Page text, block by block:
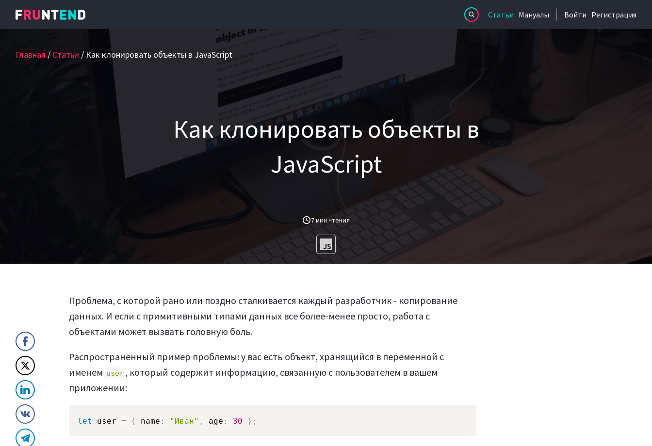
Статьи Мануалы Войти Регистрация
Как клонировать объекты в
JavaScript
7 мин чтения
Главная Статьи Как клонировать объекты в JavaScript
Проблема, с которой рано или поздно сталкивается каждый разработчик - копирование
данных. И если с примитивными типами данных все более-менее просто, работа с
объектами может вызвать головную боль.
Распространенный пример проблемы: у вас есть объект, хранящийся в переменной с
именем user , который содержит информацию, связанную с пользователем в вашем
приложении:
let user = { name : "Иван" , age : 30 } ;